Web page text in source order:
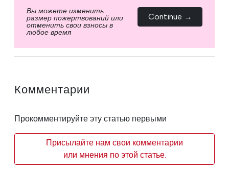
Вы можете изменить
размер пожертвований или
отменить свои взносы в
любое время
Continue →
Комментарии
Прокомментируйте эту статью первыми
Присылайте нам свои комментарии
или мнения по этой статье.